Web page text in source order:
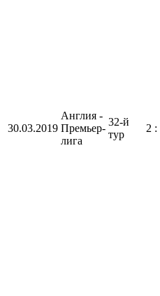
30.03.2019
Англия -
Премьер-
лига
32-й
тур
2 :